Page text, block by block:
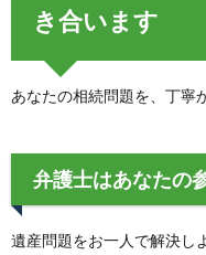
き合います
あなたの相続問題を、丁寧
弁護士はあなたの
遺産問題をお一人で解決し